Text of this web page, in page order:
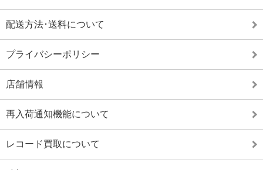
配送方法･送料について
プライバシーポリシー
店舗情報
再入荷通知機能について
レコード買取について